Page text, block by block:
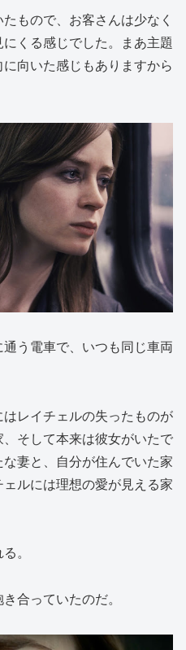
もので、お客さんは少なく
くる感じでした。まあ主題
向いた感じもありますから
う電車で、いつも同じ車両
レイチェルの失ったものが
そして本来は彼女がいたで
妻と、自分が住んでいた家
ルには理想の愛が見える家
。
合っていたのだ。